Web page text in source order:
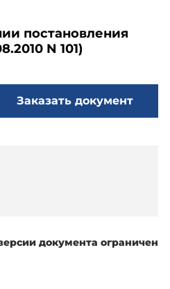
постановления
N 101)
Заказать документ
документа ограничен